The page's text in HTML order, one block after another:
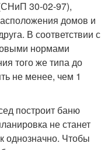
30-02-97),
домов и
В соответствии с
нормами
того же типа до
не менее, чем 1
построит баню
не станет
однозначно. Чтобы